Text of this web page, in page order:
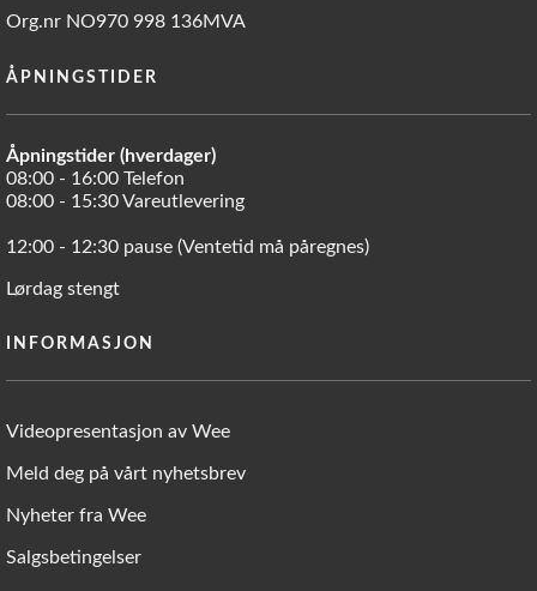
Org.nr NO970 998 136MVA
ÅPNINGSTIDER
Åpningstider (hverdager)
08:00 - 16:00 Telefon
08:00 - 15:30 Vareutlevering
12:00 - 12:30 pause (Ventetid må påregnes)
Lørdag stengt
INFORMASJON
Videopresentasjon av Wee
Meld deg på vårt nyhetsbrev
Nyheter fra Wee
Salgsbetingelser